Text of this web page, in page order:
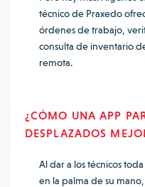
técnico de Praxedo
órdenes de trabajo,
consulta de inventario
remota.
¿CÓMO UNA APP
DESPLAZADOS
Al dar a los técnicos
en la palma de su